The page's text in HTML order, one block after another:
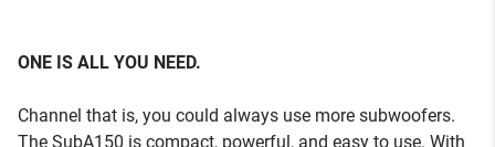
ONE IS ALL YOU NEED.
Channel that is, you could always use more subwoofers.
The SubA150 is compact, powerful, and easy to use. With